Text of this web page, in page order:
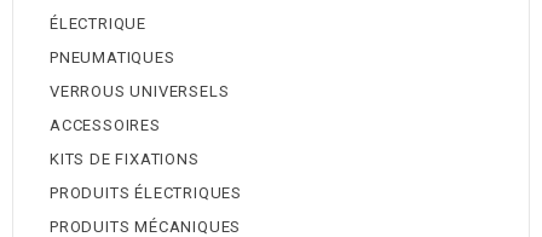
ÉLECTRIQUE
PNEUMATIQUES
VERROUS UNIVERSELS
ACCESSOIRES
KITS DE FIXATIONS
PRODUITS ÉLECTRIQUES
PRODUITS MÉCANIQUES